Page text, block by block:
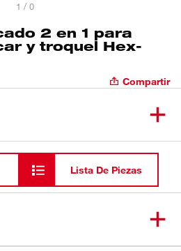
1 / 0
2 en 1 para
y troquel Hex-
Compartir
Lista De Piezas